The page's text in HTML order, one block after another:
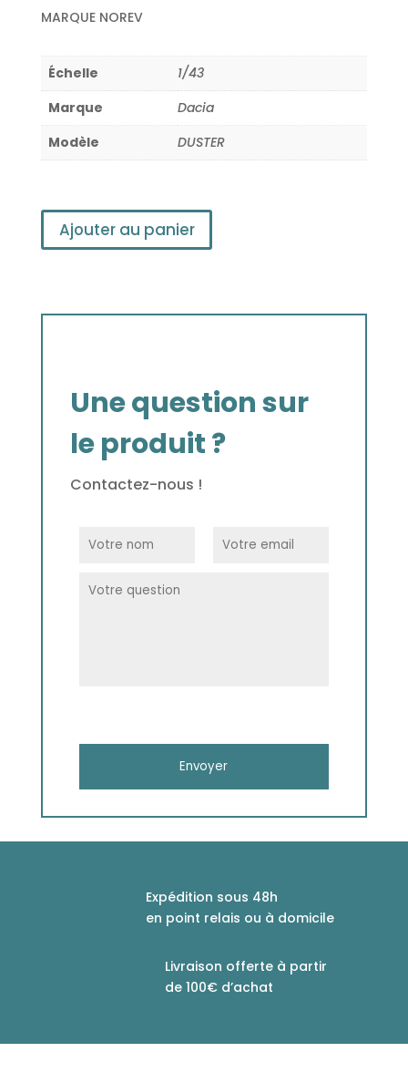
MARQUE NOREV
Échelle
1/43
Marque
Dacia
Modèle
DUSTER
Ajouter au panier
Une question sur
le produit ?
Contactez-nous !
Expédition sous 48h
en point relais ou à domicile
Livraison offerte à partir
de 100€ d’achat